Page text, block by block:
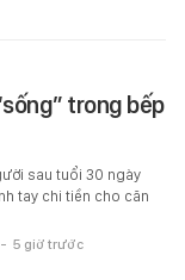
trong bếp
sau tuổi 30 ngày
tay chi tiền cho căn
- 5 giờ trước